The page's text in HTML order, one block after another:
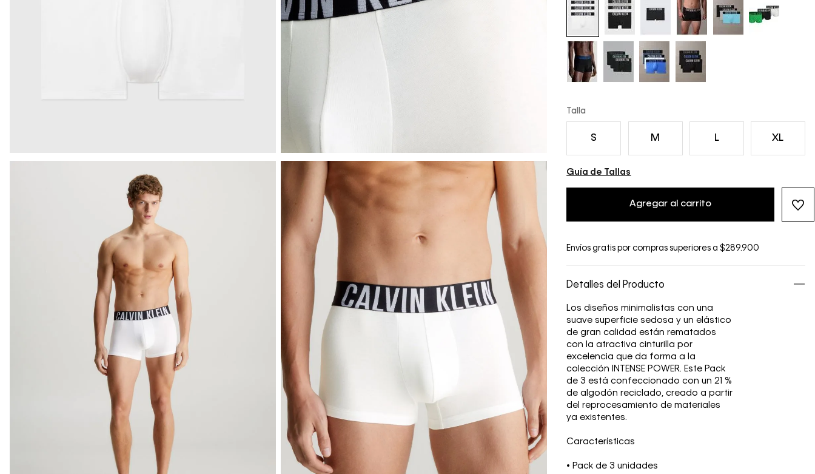
Talla
S M L XL
Guía de Tallas
Agregar al carrito
Envíos gratis por compras superiores a $289.900
Detalles del Producto
Los diseños minimalistas con una
suave superficie sedosa y un elástico
de gran calidad están rematados
con la atractiva cinturilla por
excelencia que da forma a la
colección INTENSE POWER. Este Pack
de 3 está confeccionado con un 21 %
de algodón reciclado, creado a partir
del reprocesamiento de materiales
ya existentes.
Características
• Pack de 3 unidades